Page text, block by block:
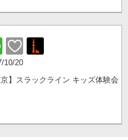
10/20
京】スラックライン キッズ体験会